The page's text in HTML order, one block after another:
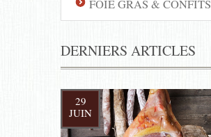
FOIE GRAS & CONFITS
DERNIERS ARTICLES
29
JUIN